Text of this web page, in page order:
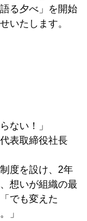
る夕べ」を開始
いたします。
ない！」
代表取締役社長
度を設け、2年
想いが組織の最
でも変えた
」